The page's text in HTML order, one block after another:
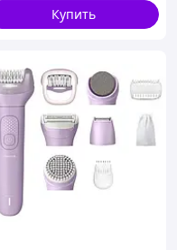
Купить